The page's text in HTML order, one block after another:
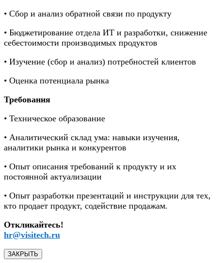
• Сбор и анализ обратной связи по продукту
• Бюджетирование отдела ИТ и разработки, снижение
себестоимости производимых продуктов
• Изучение (сбор и анализ) потребностей клиентов
• Оценка потенциала рынка
Требования
• Техническое образование
• Аналитический склад ума: навыки изучения,
аналитики рынка и конкурентов
• Опыт описания требований к продукту и их
постоянной актуализации
• Опыт разработки презентаций и инструкции для тех,
кто продает продукт, содействие продажам.
Откликайтесь!
hr@visitech.ru
ЗАКРЫТЬ